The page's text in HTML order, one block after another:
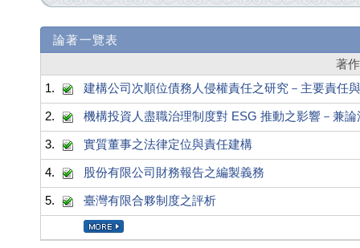
論著一覽表
著
1.
建構公司次順位債務人侵權責任之研究－主要責任
2. 機構投資人盡職治理制度對 ESG 推動之影響－兼
3. 實質董事之法律定位與責任建構
4. 股份有限公司財務報告之編製義務
5. 臺灣有限合夥制度之評析